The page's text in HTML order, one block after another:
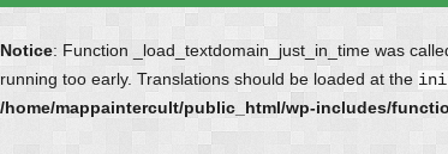
Notice: Function _load_textdomain_just_in_time was
running too early. Translations should be loaded at the
/home/mappaintercult/public_html/wp-includes/